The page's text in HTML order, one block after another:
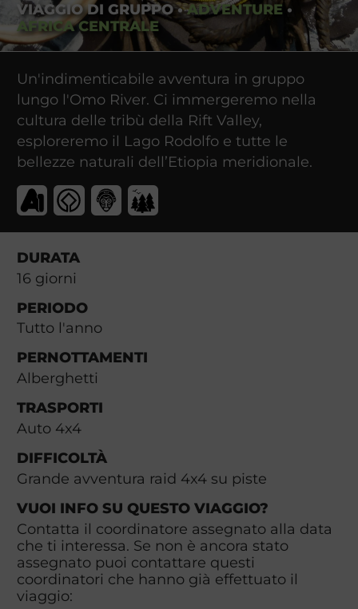
VIAGGIO DI GRUPPO•ADVENTURE •
AFRICA CENTRALE
Un'indimenticabile avventura in gruppo
lungo l'Omo River. Ci immergeremo nella
cultura delle tribù della Rift Valley,
esploreremo il Lago Rodolfo e tutte le
bellezze naturali dell’Etiopia meridionale.
DURATA
16giorni
PERIODO
Tutto l'anno
PERNOTTAMENTI
Alberghetti
TRASPORTI
Auto 4x4
DIFFICOLTÀ
Grande avventura raid 4x4 su piste
VUOI INFO SU QUESTO VIAGGIO?
Contatta il coordinatore assegnato alla data
che ti interessa. Se non è ancora stato
assegnato puoi contattare questi
coordinatori che hanno già effettuato il
viaggio: